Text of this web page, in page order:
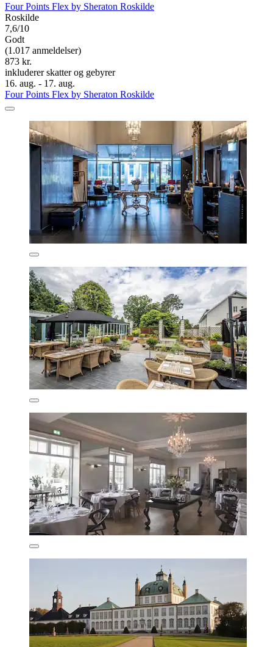
Four Points Flex by Sheraton Roskilde
Roskilde
7,6/10
Godt
(1.017 anmeldelser)
873 kr.
inkluderer skatter og gebyrer
16. aug. - 17. aug.
Four Points Flex by Sheraton Roskilde